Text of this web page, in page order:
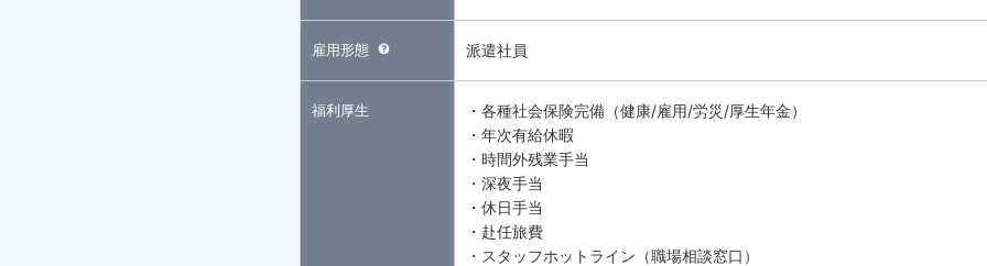
雇用形態 派遣社員
福利厚生
・各種社会保険完備（健康/雇用/労災/厚生年金）
・年次有給休暇
・時間外残業手当
・深夜手当
・休日手当
・赴任旅費
・スタッフホットライン（職場相談窓口）